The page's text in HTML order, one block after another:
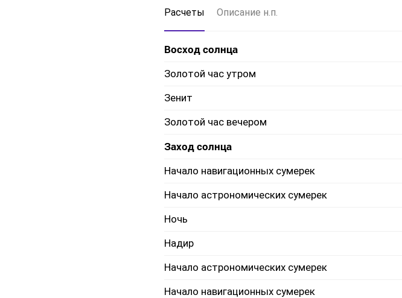
Расчеты Описание н.п.
Восход солнца
Золотой час утром
Зенит
Золотой час вечером
Заход солнца
Начало навигационных сумерек
Начало астрономических сумерек
Ночь
Надир
Начало астрономических сумерек
Начало навигационных сумерек